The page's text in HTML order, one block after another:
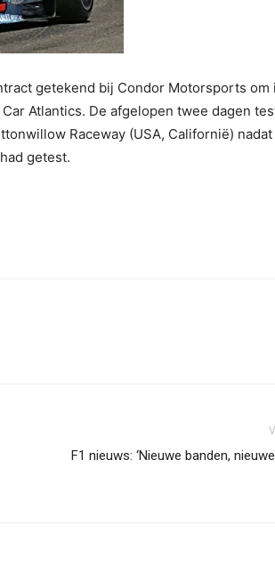
getekend bij Condor Motorsports om
Atlantics. De afgelopen twee dagen
Raceway (USA, Californië) nadat
getest.
F1 nieuws: ‘Nieuwe banden,